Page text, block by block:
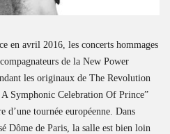
en avril 2016, les concerts hommages
de la New Power
les originaux de The Revolution
Symphonic Celebration Of Prince”
d’une tournée européenne. Dans
Dôme de Paris, la salle est bien loin